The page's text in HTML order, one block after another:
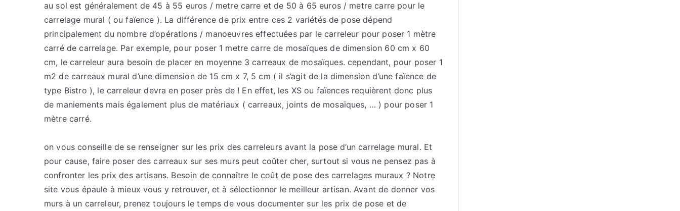
au sol est généralement de 45 à 55 euros / metre carre et de 50 à 65 euros / metre carre pour le
carrelage mural ( ou faïence ). La différence de prix entre ces 2 variétés de pose dépend
principalement du nombre d’opérations / manoeuvres effectuées par le carreleur pour poser 1 mètre
carré de carrelage. Par exemple, pour poser 1 metre carre de mosaïques de dimension 60 cm x 60
cm, le carreleur aura besoin de placer en moyenne 3 carreaux de mosaïques. cependant, pour poser 1
m2 de carreaux mural d’une dimension de 15 cm x 7, 5 cm ( il s’agit de la dimension d’une faïence de
type Bistro ), le carreleur devra en poser près de ! En effet, les XS ou faïences requièrent donc plus
de maniements mais également plus de matériaux ( carreaux, joints de mosaïques, … ) pour poser 1
mètre carré.
on vous conseille de se renseigner sur les prix des carreleurs avant la pose d’un carrelage mural. Et
pour cause, faire poser des carreaux sur ses murs peut coûter cher, surtout si vous ne pensez pas à
confronter les prix des artisans. Besoin de connaître le coût de pose des carrelages muraux ? Notre
site vous épaule à mieux vous y retrouver, et à sélectionner le meilleur artisan. Avant de donner vos
murs à un carreleur, prenez toujours le temps de vous documenter sur les prix de pose et de